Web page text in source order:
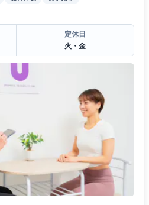
定休日
火・金